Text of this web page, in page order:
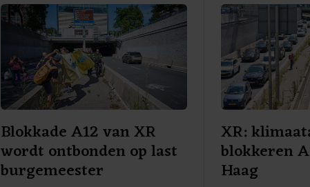
Blokkade A12 van XR
wordt ontbonden op last
burgemeester
XR:
blokkeren
Haag